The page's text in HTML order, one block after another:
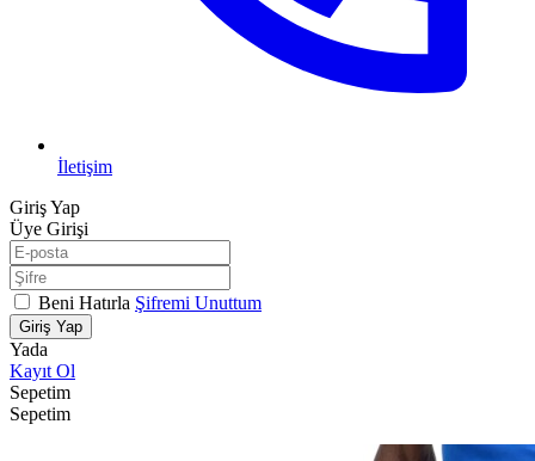
İletişim
Giriş Yap
Üye Girişi
Beni Hatırla Şifremi Unuttum
Giriş Yap
Yada
Kayıt Ol
Sepetim
Sepetim